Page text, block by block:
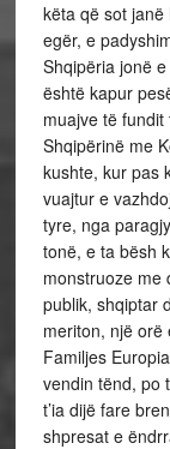
këta që sot
egër, e
Shqipëria jonë
është kapur
muajve të
Shqipërinë me
kushte, kur pas
vuajtur e
tyre, nga
tonë, e ta bësh
monstruoze me
publik, shqiptar
meriton, një
Familjes
vendin tënd, po
t’ia dijë fare
shpresat e